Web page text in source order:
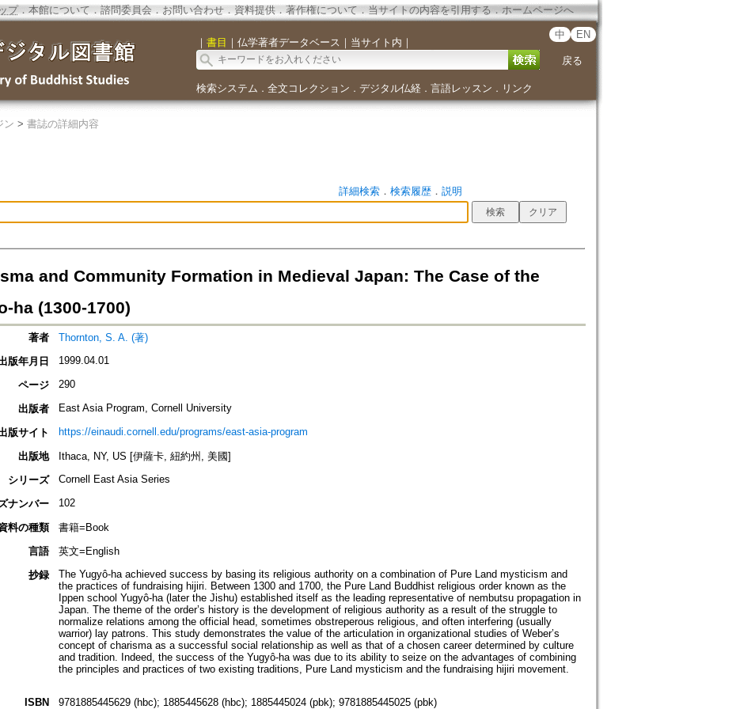
プ．本館について ． 諮問委員会． お問い合わせ． 資料提供． 著作権について．当サイトの内容を引用する ． ホームページへ
｜ 書目 ｜ 仏学著者データベース ｜ 当サイト内 ｜
中 EN
戻る
検索システム ． 全文コレクション ． デジタル仏経． 言語レッスン ． リンク
ン > 書誌の詳細内容
詳細検索． 検索履歴． 説明
and Community Formation in Medieval Japan: The Case of the
ha (1300-1700)
著者
Thornton, S. A. (著)
版年月日
1999.04.01
ページ 290
出版者 East Asia Program, Cornell University
版サイト https://einaudi.cornell.edu/programs/east-asia-program
出版地
Ithaca, NY, US [伊薩卡, 紐約州, 美國]
シリーズ
Cornell East Asia Series
ナンバー 102
料の種類
書籍=Book
言語
英文=English
抄録
The Yugyô-ha achieved success by basing its religious authority on a combination of Pure Land mysticism and
the practices of fundraising hijiri. Between 1300 and 1700, the Pure Land Buddhist religious order known as the
Ippen school Yugyô-ha (later the Jishu) established itself as the leading representative of nembutsu propagation in
Japan. The theme of the order’s history is the development of religious authority as a result of the struggle to
normalize relations among the official head, sometimes obstreperous religious, and often interfering (usually
warrior) lay patrons. This study demonstrates the value of the articulation in organizational studies of Weber’s
concept of charisma as a successful social relationship as well as that of a chosen career determined by culture
and tradition. Indeed, the success of the Yugyô-ha was due to its ability to seize on the advantages of combining
the principles and practices of two existing traditions, Pure Land mysticism and the fundraising hijiri movement.
ISBN 9781885445629 (hbc); 1885445628 (hbc); 1885445024 (pbk); 9781885445025 (pbk)